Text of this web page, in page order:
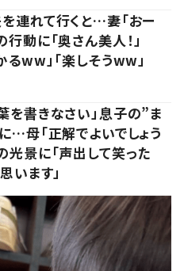
連れて行くと…妻「おー
動に「奥さん美人！」
るww」「楽しそうww」
を書きなさい」息子の”ま
…母「正解でよいでしょう
光景に「声出して笑った
います」